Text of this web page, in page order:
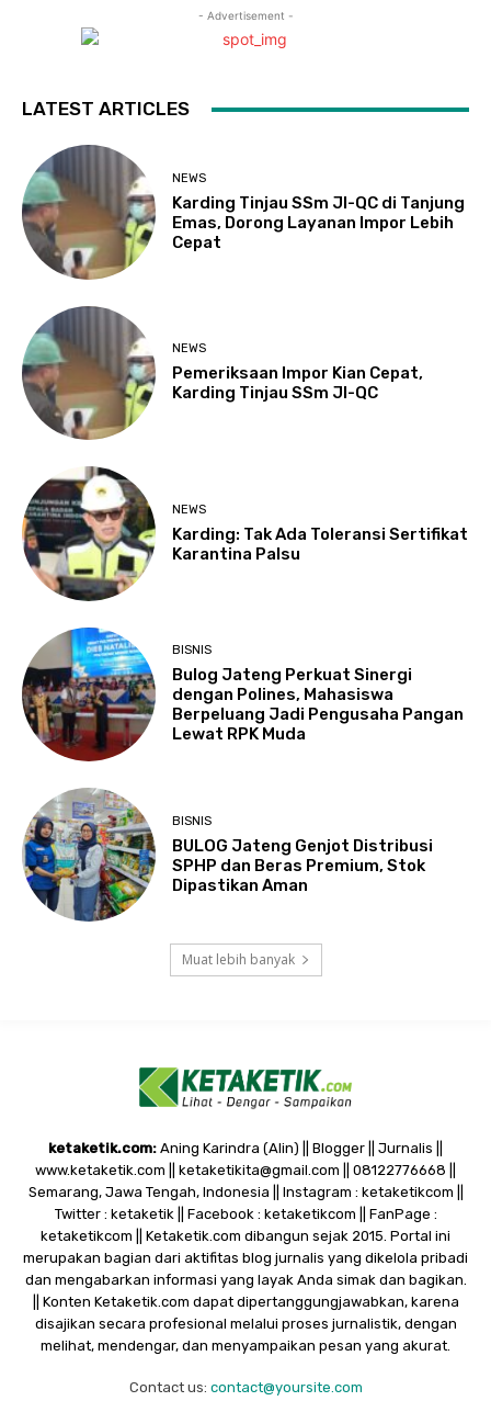
- Advertisement -
LATEST ARTICLES
NEWS
Karding Tinjau SSm JI-QC di Tanjung
Emas, Dorong Layanan Impor Lebih
Cepat
NEWS
Pemeriksaan Impor Kian Cepat,
Karding Tinjau SSm JI-QC
NEWS
Karding: Tak Ada Toleransi Sertifikat
Karantina Palsu
BISNIS
Bulog Jateng Perkuat Sinergi
dengan Polines, Mahasiswa
Berpeluang Jadi Pengusaha Pangan
Lewat RPK Muda
BISNIS
BULOG Jateng Genjot Distribusi
SPHP dan Beras Premium, Stok
Dipastikan Aman
Muat lebih banyak
ketaketik.com: Aning Karindra (Alin) || Blogger || Jurnalis ||
www.ketaketik.com || ketaketikita@gmail.com || 08122776668 ||
Semarang, Jawa Tengah, Indonesia || Instagram : ketaketikcom ||
Twitter : ketaketik || Facebook : ketaketikcom || FanPage :
ketaketikcom || Ketaketik.com dibangun sejak 2015. Portal ini
merupakan bagian dari aktifitas blog jurnalis yang dikelola pribadi
dan mengabarkan informasi yang layak Anda simak dan bagikan.
|| Konten Ketaketik.com dapat dipertanggungjawabkan, karena
disajikan secara profesional melalui proses jurnalistik, dengan
melihat, mendengar, dan menyampaikan pesan yang akurat.
Contact us: contact@yoursite.com